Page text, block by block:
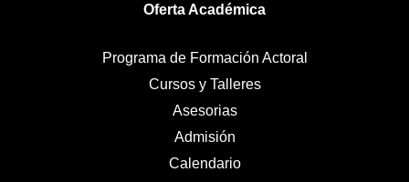
Oferta Académica
Programa de Formación Actoral
Cursos y Talleres
Asesorias
Admisión
Calendario